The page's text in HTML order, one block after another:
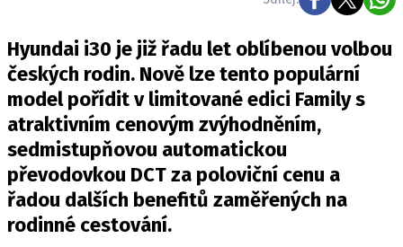
OSTATNÍ
TISKOVKY
ROZHOVORY
DAKAR
Z DOMOVA
ZE SVĚTA
MOTORSPORT
Hyundai i30 je již řadu let oblíbenou volbou
českých rodin. Nově lze tento populární
model pořídit v limitované edici Family s
atraktivním cenovým zvýhodněním,
sedmistupňovou automatickou
převodovkou DCT za poloviční cenu a
řadou dalších benefitů zaměřených na
rodinné cestování.